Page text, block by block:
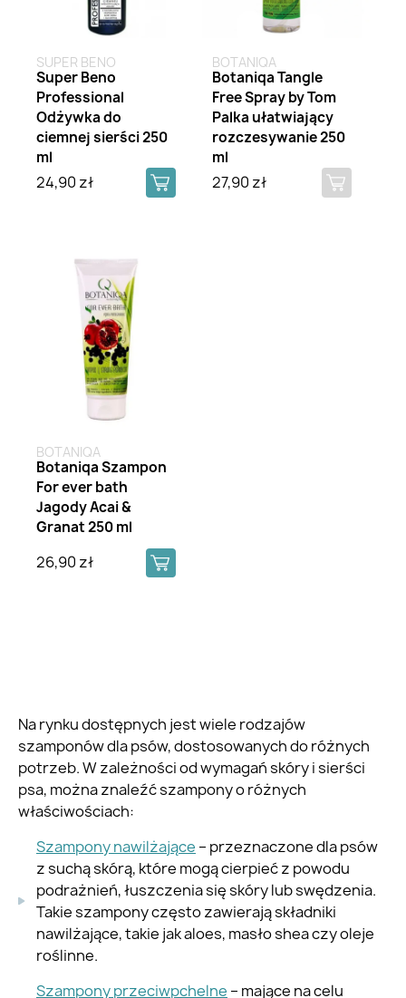
SUPER BENO
Super Beno
Professional
Odżywka do
ciemnej sierści 250
ml
24,90 zł
BOTANIQA
Botaniqa Tangle
Free Spray by Tom
Palka ułatwiający
rozczesywanie 250
ml
27,90 zł
BOTANIQA
Botaniqa Szampon
For ever bath
Jagody Acai &
Granat 250 ml
26,90 zł
Na rynku dostępnych jest wiele rodzajów
szamponów dla psów, dostosowanych do różnych
potrzeb. W zależności od wymagań skóry i sierści
psa, można znaleźć szampony o różnych
właściwościach:
Szampony nawilżające – przeznaczone dla psów
z suchą skórą, które mogą cierpieć z powodu
podrażnień, łuszczenia się skóry lub swędzenia.
Takie szampony często zawierają składniki
nawilżające, takie jak aloes, masło shea czy oleje
roślinne.
Szampony przeciwpchelne – mające na celu